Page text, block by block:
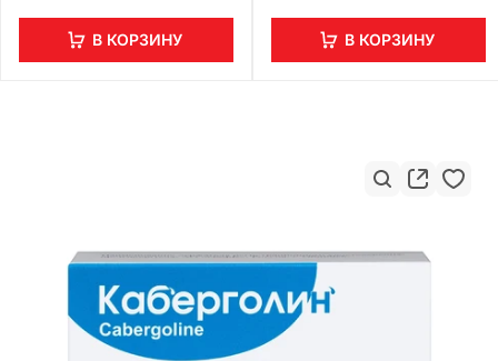
В КОРЗИНУ В КОРЗИНУ